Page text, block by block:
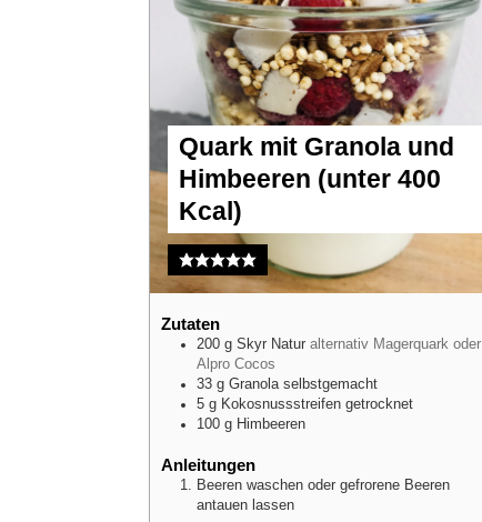
Quark mit Granola und
Himbeeren (unter 400
Kcal)
Zutaten
200 g Skyr Naturalternativ Magerquark oder
Alpro Cocos
33 g Granola selbstgemacht
5 g Kokosnussstreifen getrocknet
100 g Himbeeren
Anleitungen
Beeren waschen oder gefrorene Beeren
antauen lassen